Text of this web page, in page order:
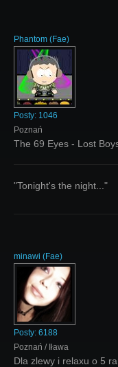
Phantom (Fae)
Posty: 1046
Poznań
The 69 Eyes - Lost
"Tonight's the night..."
minawi (Fae)
Posty: 6188
Poznań / Iława
Dla zlewy i relaxu o 5